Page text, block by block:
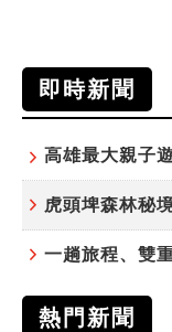
即時新聞
熱門新聞